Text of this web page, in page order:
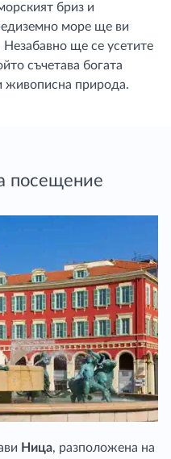
бриз и
море ще ви
ще се усетите
съчетава богата
живописна природа.
посещение
Ница, разположена на